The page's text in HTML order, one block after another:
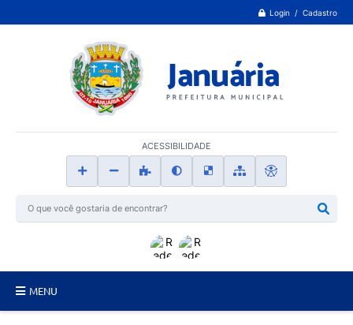
Login / Cadastro
ACESSIBILIDADE
MENU